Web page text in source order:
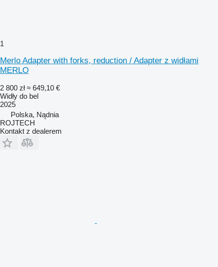
1
Merlo Adapter with forks, reduction / Adapter z widłami
MERLO
2 800 zł ≈ 649,10 €
Widły do bel
2025
Polska, Nądnia
ROJTECH
Kontakt z dealerem